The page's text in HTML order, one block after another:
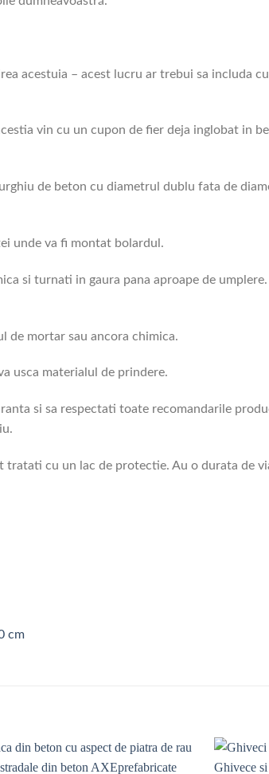
acestuia – acest lucru ar trebui sa includa
vin cu un cupon de fier deja inglobat in
de beton cu diametrul dublu fata de
unde va fi montat bolardul.
si turnati in gaura pana aproape de
de mortar sau ancora chimica.
usca materialul de prindere.
si sa respectati toate recomandarile
cu un lac de protectie. Au o durata de
cm